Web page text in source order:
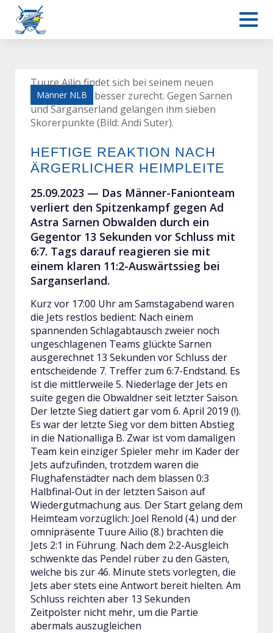
Tuure Ailio findet sich bei seinem neuen
Verein immer besser zurecht. Gegen Sarnen
und Sarganserland gelangen ihm sieben
Skorerpunkte (Bild: Andi Suter).
Männer NLB
HEFTIGE REAKTION NACH
ÄRGERLICHER HEIMPLEITE
25.09.2023 — Das Männer-Fanionteam
verliert den Spitzenkampf gegen Ad
Astra Sarnen Obwalden durch ein
Gegentor 13 Sekunden vor Schluss mit
6:7. Tags darauf reagieren sie mit
einem klaren 11:2-Auswärtssieg bei
Sarganserland.
Kurz vor 17:00 Uhr am Samstagabend waren
die Jets restlos bedient: Nach einem
spannenden Schlagabtausch zweier noch
ungeschlagenen Teams glückte Sarnen
ausgerechnet 13 Sekunden vor Schluss der
entscheidende 7. Treffer zum 6:7-Endstand. Es
ist die mittlerweile 5. Niederlage der Jets en
suite gegen die Obwaldner seit letzter Saison.
Der letzte Sieg datiert gar vom 6. April 2019 (!).
Es war der letzte Sieg vor dem bitten Abstieg
in die Nationalliga B. Zwar ist vom damaligen
Team kein einziger Spieler mehr im Kader der
Jets aufzufinden, trotzdem waren die
Flughafenstädter nach dem blassen 0:3
Halbfinal-Out in der letzten Saison auf
Wiedergutmachung aus. Der Start gelang dem
Heimteam vorzüglich: Joel Renold (4.) und der
omnipräsente Tuure Ailio (8.) brachten die
Jets 2:1 in Führung. Nach dem 2:2-Ausgleich
schwenkte das Pendel rüber zu den Gästen,
welche bis zur 46. Minute stets vorlegten, die
Jets aber stets eine Antwort bereit hielten. Am
Schluss reichten aber 13 Sekunden
Zeitpolster nicht mehr, um die Partie
abermals auszugleichen